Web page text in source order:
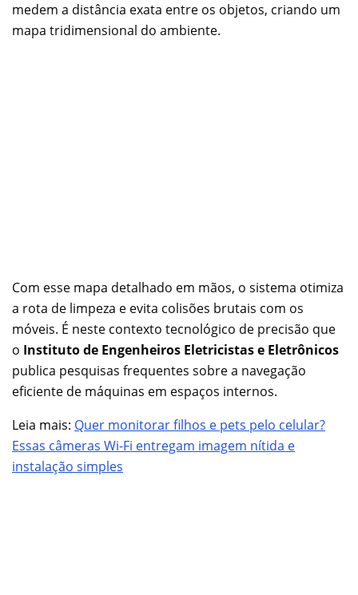
medem a distância exata entre os objetos, criando um
mapa tridimensional do ambiente.
Com esse mapa detalhado em mãos, o sistema otimiza
a rota de limpeza e evita colisões brutais com os
móveis. É neste contexto tecnológico de precisão que
o Instituto de Engenheiros Eletricistas e Eletrônicos
publica pesquisas frequentes sobre a navegação
eficiente de máquinas em espaços internos.
Leia mais: Quer monitorar filhos e pets pelo celular?
Essas câmeras Wi-Fi entregam imagem nítida e
instalação simples